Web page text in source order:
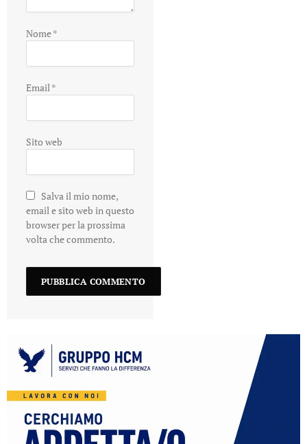
Nome*
Email*
Sito web
Salva il mio nome,
email e sito web in questo
browser per la prossima
volta che commento.